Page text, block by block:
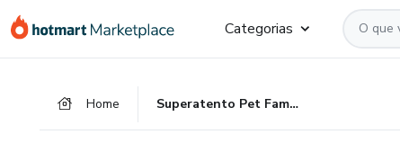
para
para
para
Categorias
Home Superatento Pet Família